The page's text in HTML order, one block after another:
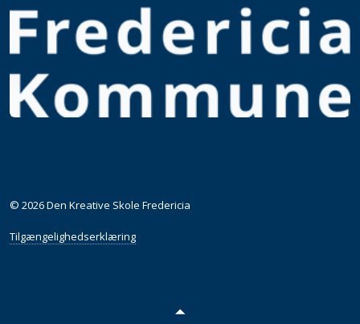
© 2026 Den Kreative Skole Fredericia
Tilgængelighedserklæring